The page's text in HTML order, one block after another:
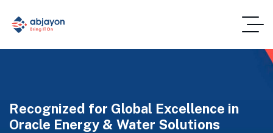
Recognized for Global Excellence in
Oracle Energy & Water Solutions